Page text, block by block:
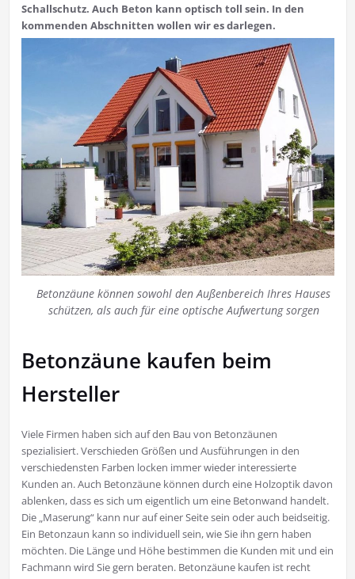
Schallschutz. Auch Beton kann optisch toll sein. In den
kommenden Abschnitten wollen wir es darlegen.
Betonzäune können sowohl den Außenbereich Ihres Hauses
schützen, als auch für eine optische Aufwertung sorgen
Betonzäune kaufen beim
Hersteller
Viele Firmen haben sich auf den Bau von Betonzäunen
spezialisiert. Verschieden Größen und Ausführungen in den
verschiedensten Farben locken immer wieder interessierte
Kunden an. Auch Betonzäune können durch eine Holzoptik davon
ablenken, dass es sich um eigentlich um eine Betonwand handelt.
Die „Maserung“ kann nur auf einer Seite sein oder auch beidseitig.
Ein Betonzaun kann so individuell sein, wie Sie ihn gern haben
möchten. Die Länge und Höhe bestimmen die Kunden mit und ein
Fachmann wird Sie gern beraten. Betonzäune kaufen ist recht